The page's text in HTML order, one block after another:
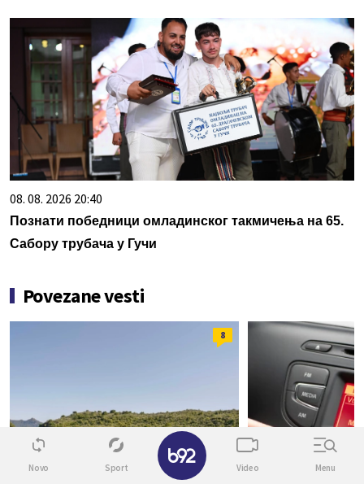
08. 08. 2026 20:40
Познати победници омладинског такмичења на 65.
Сабору трубача у Гучи
Povezane vesti
8
ZA GINISA ZANIMLJIVOSTI
Novo Sport Video Menu
✕